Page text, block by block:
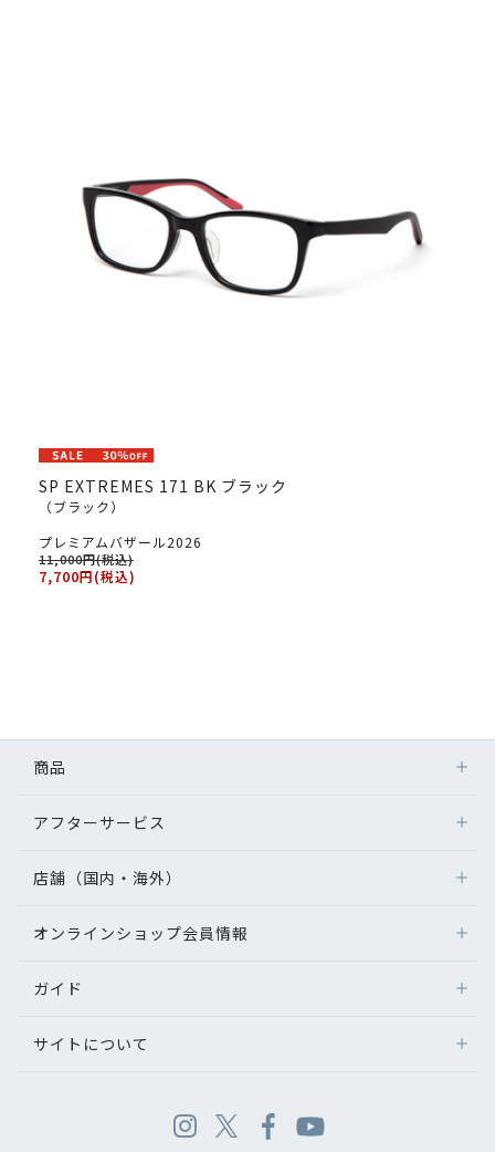
SP EXTREMES 171 BK ブラック
（ブラック）
プレミアムバザール2026
11,000円(税込)
7,700円(税込)
商品
アフターサービス
店舗（国内・海外）
オンラインショップ会員情報
ガイド
サイトについて